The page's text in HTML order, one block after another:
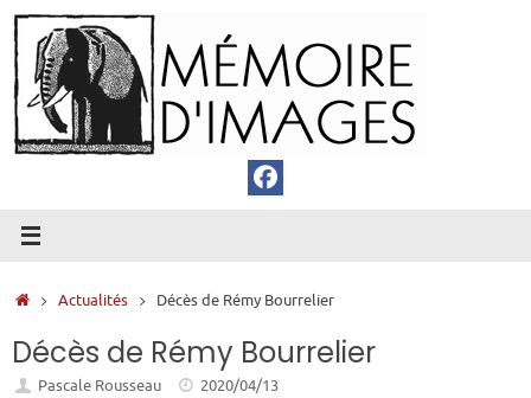
Passer
au
contenu
Accueil
Actualités Décès de Rémy Bourrelier
Décès de Rémy Bourrelier
Pascale Rousseau
2020/04/13